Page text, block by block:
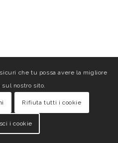
che tu possa avere la migliore
nostro sito.
Rifiuta tutti i cookie
i cookie